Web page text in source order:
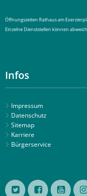
Öffnungszeiten Rathaus am
Einzelne Dienststellen können
Infos
Impressum
Datenschutz
Sitemap
Karriere
Bürgerservice